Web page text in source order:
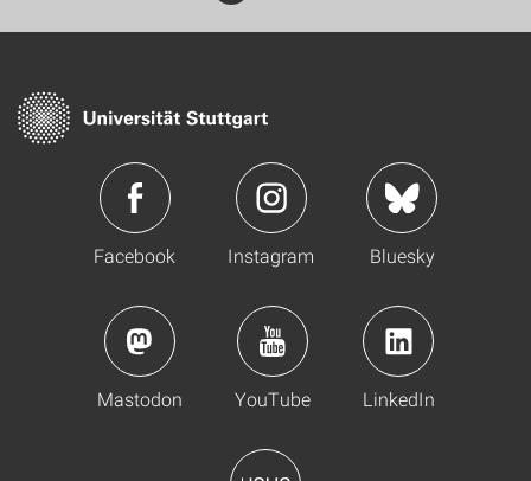
Facebook Instagram Bluesky
Mastodon YouTube LinkedIn